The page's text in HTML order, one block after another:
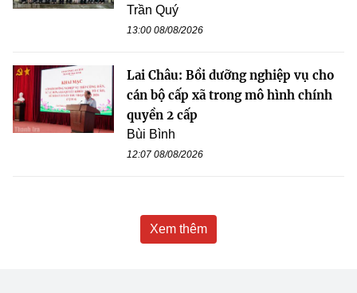
Trần Quý
13:00 08/08/2026
Lai Châu: Bồi dưỡng nghiệp vụ cho
cán bộ cấp xã trong mô hình chính
quyền 2 cấp
Bùi Bình
12:07 08/08/2026
Xem thêm